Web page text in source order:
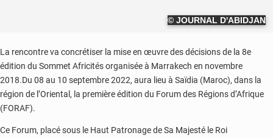
© JOURNAL D'ABIDJAN
La rencontre va concrétiser la mise en œuvre des décisions de la 8e
édition du Sommet Africités organisée à Marrakech en novembre
2018.Du 08 au 10 septembre 2022, aura lieu à Saïdia (Maroc), dans la
région de l’Oriental, la première édition du Forum des Régions d’Afrique
(FORAF).
Ce Forum, placé sous le Haut Patronage de Sa Majesté le Roi